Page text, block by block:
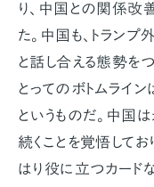
り、中国との関係改
た。中国も、トラン
と話し合える態勢を
とってのボトムライ
というものだ。中国
続くことを覚悟して
はり役に立つカード